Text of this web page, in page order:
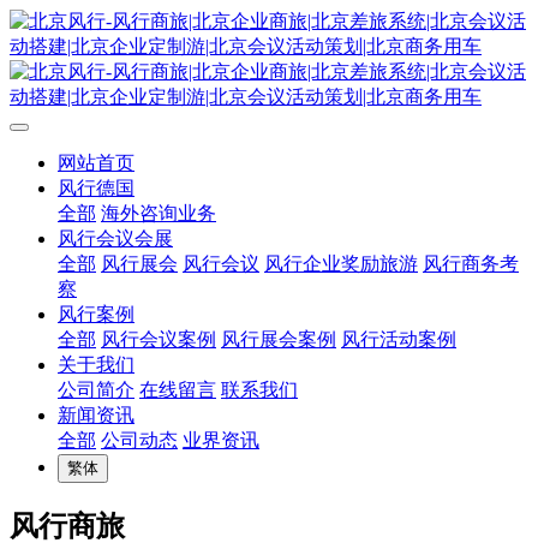
网站首页
风行德国
全部 海外咨询业务
风行会议会展
全部 风行展会 风行会议 风行企业奖励旅游 风行商务考
察
风行案例
全部 风行会议案例 风行展会案例 风行活动案例
关于我们
公司简介 在线留言 联系我们
新闻资讯
全部 公司动态 业界资讯
繁体
风行商旅